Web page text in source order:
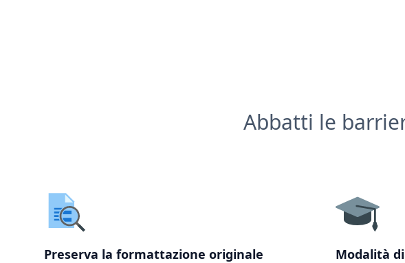
Abbatti le
Preserva la formattazione originale Modalità